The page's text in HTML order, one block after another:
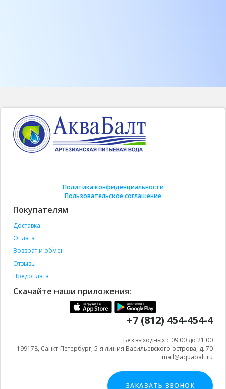
Политика конфиденциальности
Пользовательское соглашение
Покупателям
Доставка
Оплата
Возврат и обмен
Отзывы
Предоплата
Скачайте наши приложения:
+7 (812) 454-454-4
Без выходных с 09:00 до 21:00
199178, Санкт-Петербург, 5-я линия Васильевского острова, д. 70
mail@aquabalt.ru
ЗАКАЗАТЬ ЗВОНОК